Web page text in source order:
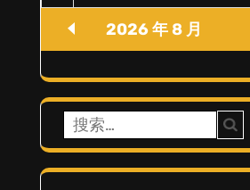
2026 年 8 月
搜
索：